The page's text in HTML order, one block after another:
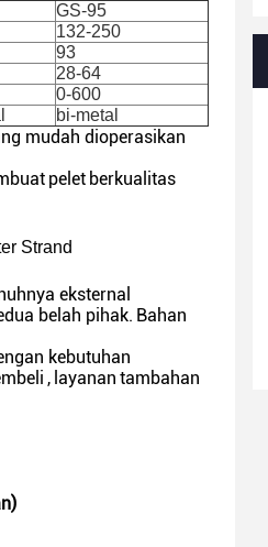
GS-95
132-250
93
28-64
0-600
bi-metal
mudah dioperasikan
pelet berkualitas
Strand
eksternal
belah pihak. Bahan
kebutuhan
, layanan tambahan